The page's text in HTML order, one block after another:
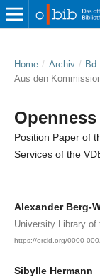
Home / Archiv /
Aus den
Position Paper of
Services of the
Alexander Berg-
University Library of
https://orcid.org/0000-
Sibylle Hermann